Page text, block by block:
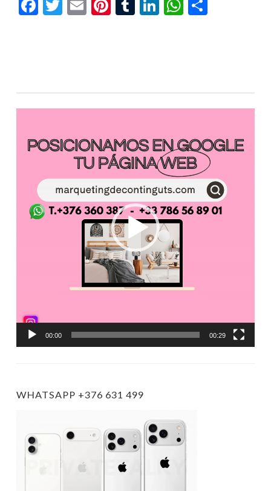
Facebook
Twitter
EmailPinterest
Tumblr
LinkedIn
vídeo
00:00 00:29
WHATSAPP +376 631 499